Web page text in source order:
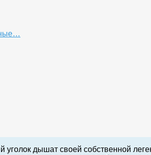
дышат своей собственной